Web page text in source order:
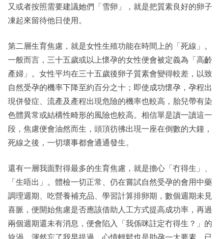
又或者按照需要建議她們「雪卵」，就是把質素良好的卵子
凍起來留待他日使用。
第二層生育焦慮，就是女性生殖功能在時間上的「死線」。
一般而言，三十五歲或以上懷孕的女性便會被定義為「高齡
產婦」。女性平均在三十五歲後卵子質素會變得較差，以致
自然受孕的機率下降至約百分之十；即使成功懷孕，孕程出
現併發症、流產及產程出現危險的機率也較高，胎兒帶有染
色體異常或結構性畸形的風險也較高。相信單是讀一讀這一
段，焦慮便會油然而生，頭頂彷彿出現一座在倒數的大鐘，
死線之後，一切壞事都會通通發生。
還有一層我面對得最多的生育焦慮，就是擔心「冇得生」、
「生唔出」。體檢一切正常、仍在嘗試自然受孕的會用中藥
調理週期、吃營養補充品、學習計算排卵期，數個週期未見
喜脈，便開始焦慮是否應該借助人工方式提高成功率，再過
兩個週期還未有消息，便會陷入「我係咪註定冇得生？」的